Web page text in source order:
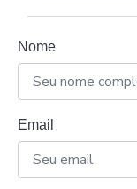
Nome
Email